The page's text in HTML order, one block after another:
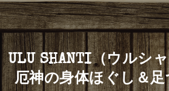
ULU SHANTI（ウルシ
厄神の身体ほぐし＆